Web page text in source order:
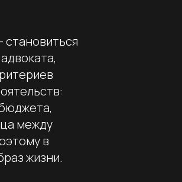
становиться
между
в
жизни.